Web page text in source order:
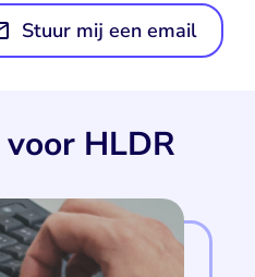
Stuur mij een email
voor HLDR